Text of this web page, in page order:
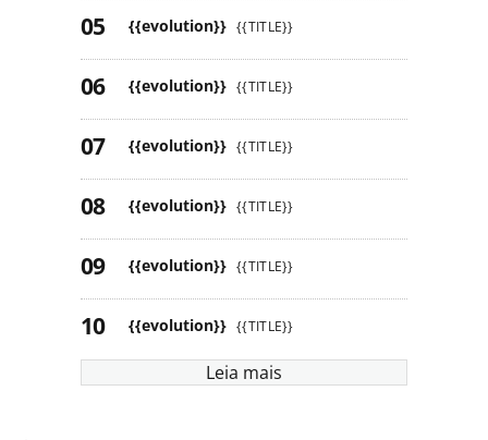
{{evolution}} {{TITLE}}
{{evolution}} {{TITLE}}
{{evolution}} {{TITLE}}
{{evolution}} {{TITLE}}
{{evolution}} {{TITLE}}
{{evolution}} {{TITLE}}
Leia mais